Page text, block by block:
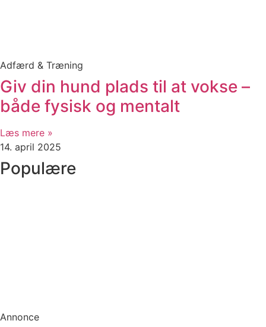
Adfærd & Træning
Giv din hund plads til at vokse –
både fysisk og mentalt
Læs mere »
14. april 2025
Populære
Annonce